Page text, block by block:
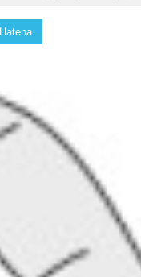
Hatena